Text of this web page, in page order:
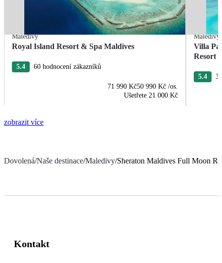
Maledivy
Royal Island Resort & Spa Maldives
5.4 60 hodnocení zákazníků
71 990 Kč50 990 Kč /os.
Ušetřete 21 000 Kč
Maledivy
Villa
Resort
5.4
zobrazit více
Dovolená/Naše destinace/Maledivy/Sheraton Maldives Full Moon
Kontakt